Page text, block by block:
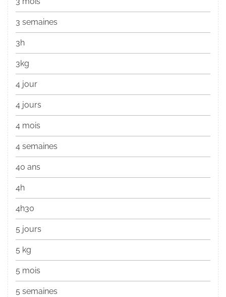
3 semaines
3h
3kg
4 jour
4 jours
4 mois
4 semaines
40 ans
4h
4h30
5 jours
5 kg
5 mois
5 semaines